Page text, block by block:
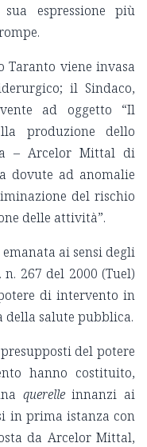
espressione più
Taranto viene invasa
il Sindaco,
ad oggetto “Il
produzione dello
– Arcelor Mittal di
dovute ad anomalie
del rischio
delle attività”.
ai sensi degli
267 del 2000 (Tuel)
di intervento in
della salute pubblica.
del potere
hanno costituito,
querelleinnanzi ai
in prima istanza con
da Arcelor Mittal,